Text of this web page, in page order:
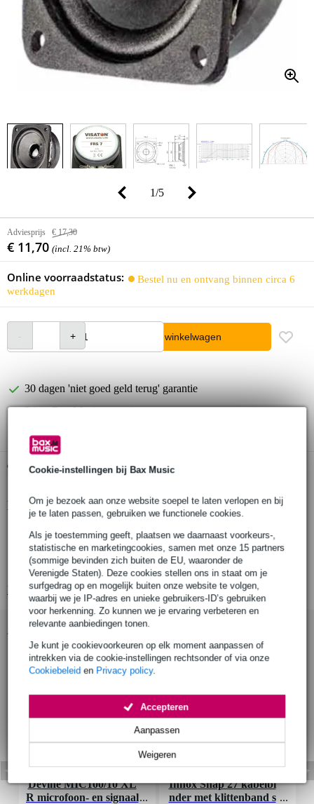
Cookie-instellingen bij Bax Music
Om je bezoek aan onze website soepel te laten verlopen en bij
je te laten passen, gebruiken we functionele cookies.
Als je toestemming geeft, plaatsen we daarnaast voorkeurs-,
statistische en marketingcookies, samen met onze 15 partners
(sommige bevinden zich buiten de EU, waaronder de
Verenigde Staten). Deze cookies stellen ons in staat om je
surfgedrag op en mogelijk buiten onze website te volgen,
waarbij we je IP-adres en unieke gebruikers-ID’s gebruiken
voor herkenning. Zo kunnen we je ervaring verbeteren en
relevante aanbiedingen tonen.
Je kunt je cookievoorkeuren op elk moment aanpassen of
intrekken via de cookie-instellingen rechtsonder of via onze
Cookiebeleid en Privacy policy.
Weigeren
Aanpassen
Accepteren
1/5
Adviesprijs € 17,30
€ 11,70 (incl. 21% btw)
Online voorraadstatus:
Bestel nu en ontvang binnen circa 6
werkdagen
In winkelwagen
30 dagen 'niet goed geld terug' garantie
3 jaar Bax Music garantie
Gratis ophalen in de winkel
Productinformatie
rms vermogen: 8 W
piek vermogen: 15 W
nominale impedantie: 4 Ohm
Bekijk alle productspecificaties
Accessoires (7)
Devine MIC100/10 XL
R microfoon- en signaal
Innox Snap 27 kabelbi
nder met klittenband s